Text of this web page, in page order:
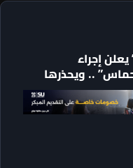
إجراء
.. ويحذرها